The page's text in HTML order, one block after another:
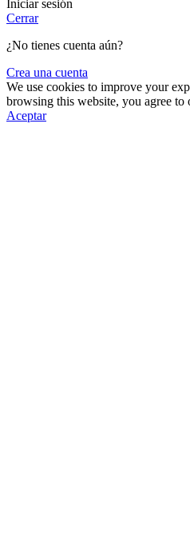
Iniciar sesión
Cerrar
¿No tienes cuenta aún?
Crea una cuenta
We use cookies to improve your
browsing this website, you agree to
Aceptar